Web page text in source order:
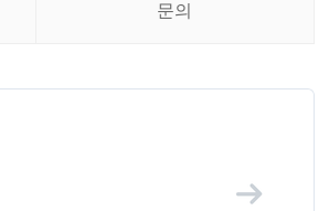
문의